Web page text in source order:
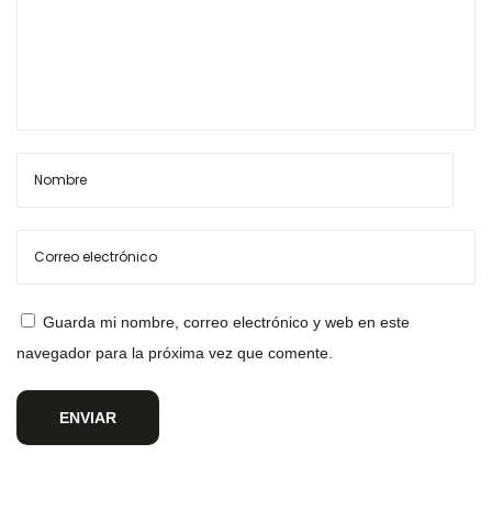
Guarda mi nombre, correo electrónico y web en este
navegador para la próxima vez que comente.